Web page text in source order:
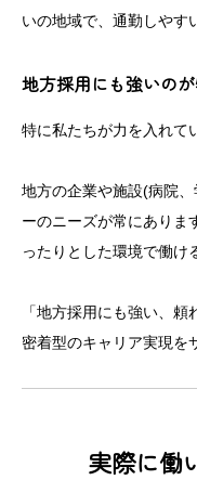
いの地域で、通勤しやす
地方採用にも強いの
特に私たちが力を入れて
地方の企業や施設(病院
ーのニーズが常にありま
ったりとした環境で働け
「地方採用にも強い、
密着型のキャリア実現を
実際に働